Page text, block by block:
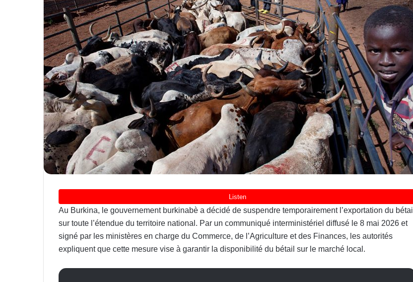
Au Burkina, le gouvernement burkinabè a décidé de suspendre temporairement l’exportation du bétail
sur toute l’étendue du territoire national. Par un communiqué interministériel diffusé le 8 mai 2026 et
signé par les ministères en charge du Commerce, de l’Agriculture et des Finances, les autorités
expliquent que cette mesure vise à garantir la disponibilité du bétail sur le marché local.